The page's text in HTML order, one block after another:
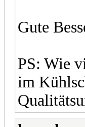
Gute
PS: Wie
im